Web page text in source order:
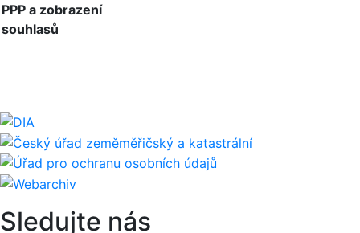
PPP a zobrazení
souhlasů
Sledujte nás